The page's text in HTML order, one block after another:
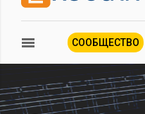
СООБЩЕСТВО